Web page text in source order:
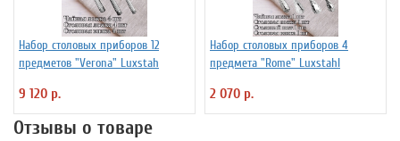
Набор столовых приборов 12
предметов "Verona" Luxstah
9 120 р.
Набор столовых приборов 4
предмета "Rome" Luxstahl
2 070 р.
Отзывы о товаре